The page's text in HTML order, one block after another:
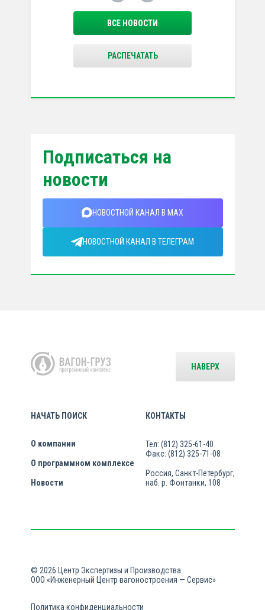
ВСЕ НОВОСТИ
РАСПЕЧАТАТЬ
Подписаться на
новости
НОВОСТНОЙ КАНАЛ В MAX
НОВОСТНОЙ КАНАЛ В ТЕЛЕГРАМ
НАЧАТЬ ПОИСК
О компании
О программном комплексе
Новости
КОНТАКТЫ
Тел: (812) 325-61-40
Факс: (812) 325-71-08
Россия, Санкт-Петербург,
наб. р. Фонтанки, 108
НАВЕРХ
© 2026 Центр Экспертизы и Производства
ООО «Инженерный Центр вагоностроения — Сервис»
Политика конфиденциальности